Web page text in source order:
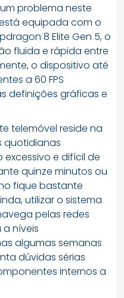
problema neste
equipada com o
8 Elite Gen 5, o
fluida e rápida entre
o dispositivo até
a 60 FPS
definições gráficas e
telemóvel reside na
quotidianas
e difícil de
quinze minutos ou
fique bastante
utilizar o sistema
pelas redes
níveis
algumas semanas
dúvidas sérias
internos a